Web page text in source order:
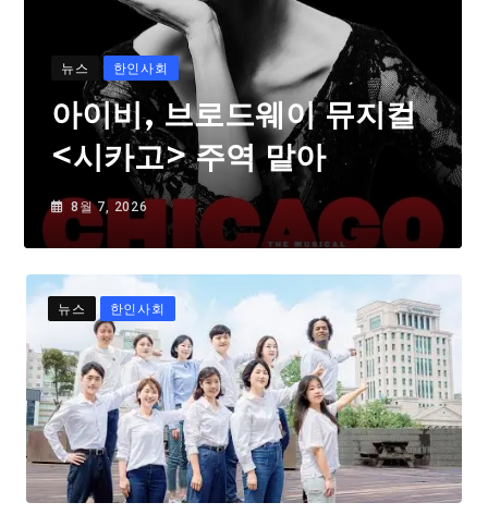
뉴스 한인사회
아이비, 브로드웨이 뮤지컬
<시카고> 주역 맡아
8월 7, 2026
뉴스 한인사회